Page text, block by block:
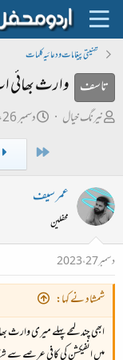
تہنیتی پیغامات و دعائیہ کلمات
تاسف وارث بھائی
ص
ب
ل
ڑ
ی
نیرنگ خیال
ت
ر
ا
ء
دسمبر 26، 2023
عمر سیف
محفلین
دسمبر 27، 2023
شمشاد نے کہا:
ابھی چند لمحے پہلے میری
میں انفیکشن کی کافی عرصے سے